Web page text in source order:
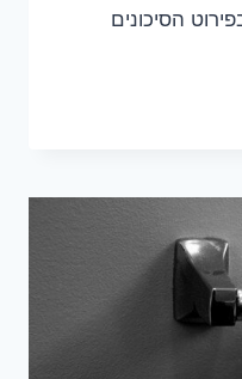
הסיכונים